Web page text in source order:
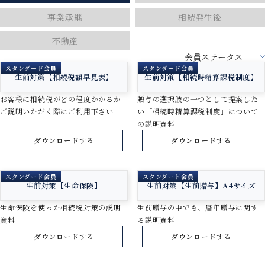
事業承継
相続発生後
不動産
スタンダード会員
生前対策【相続税額早見表】
お客様に相続税がどの程度かかるか
ご説明いただく際にご利用下さい
ダウンロードする
スタンダード会員
生前対策【相続時精算課税制度】
贈与の選択肢の一つとして提案した
い「相続時精算課税制度」について
の説明資料
ダウンロードする
スタンダード会員
生前対策【生命保険】
生命保険を使った相続税対策の説明
資料
ダウンロードする
スタンダード会員
生前対策【生前贈与】A4サイズ
生前贈与の中でも、暦年贈与に関す
る説明資料
ダウンロードする